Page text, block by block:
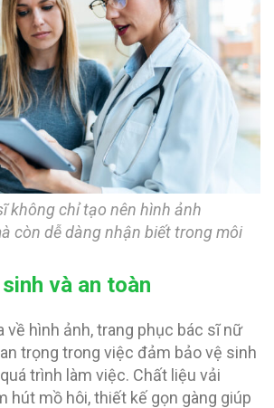
không chỉ tạo nên hình ảnh
còn dễ dàng nhận biết trong môi
và an toàn
về hình ảnh, trang phục bác sĩ nữ
trọng trong việc đảm bảo vệ sinh
trình làm việc. Chất liệu vải
hút mồ hôi, thiết kế gọn gàng giúp